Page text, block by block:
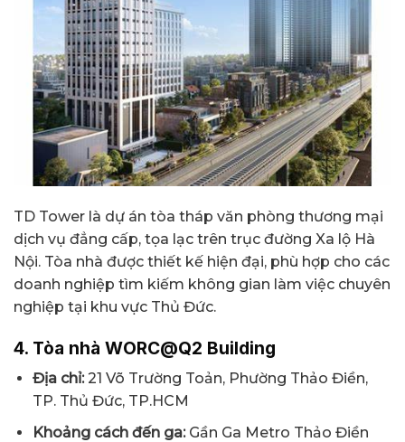
TD Tower là dự án tòa tháp văn phòng thương mại
dịch vụ đẳng cấp, tọa lạc trên trục đường Xa lộ Hà
Nội. Tòa nhà được thiết kế hiện đại, phù hợp cho các
doanh nghiệp tìm kiếm không gian làm việc chuyên
nghiệp tại khu vực Thủ Đức.
4. Tòa nhà WORC@Q2 Building
Địa chỉ:21 Võ Trường Toản, Phường Thảo Điền,
TP. Thủ Đức, TP.HCM
Khoảng cách đến ga:Gần Ga Metro Thảo Điền